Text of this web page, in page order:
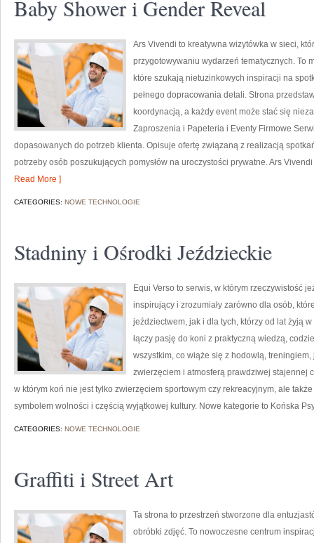
Baby Shower i Gender Reveal
Ars Vivendi to kreatywna wizytówka w sieci,
przygotowywaniu wydarzeń tematycznych. To
które szukają nietuzinkowych inspiracji na
pełnego dopracowania detali. Strona
koordynacją, a każdy event może stać się
Zaproszenia i Papeteria i Eventy Firmowe
dopasowanych do potrzeb klienta. Opisuje ofertę związaną z realizacją
potrzeby osób poszukujących pomysłów na uroczystości prywatne. Ars
Read More ]
CATEGORIES: NOWE TECHNOLOGIE
Stadniny i Ośrodki Jeździeckie
Equi Verso to serwis, w którym rzeczywistość
inspirujący i zrozumiały zarówno dla osób,
jeździectwem, jak i dla tych, którzy od lat żyją
łączy pasję do koni z praktyczną wiedzą,
wszystkim, co wiąże się z hodowlą,
zwierzęciem i atmosferą prawdziwej stajennej
w którym koń nie jest tylko zwierzęciem sportowym czy rekreacyjnym, ale
symbolem wolności i częścią wyjątkowej kultury. Nowe kategorie to Końska
CATEGORIES: NOWE TECHNOLOGIE
Graffiti i Street Art
Ta strona to przestrzeń stworzone dla
obróbki zdjęć. To nowoczesne centrum